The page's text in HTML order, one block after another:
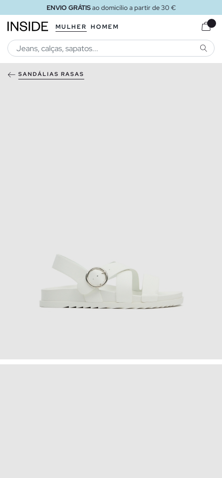
ENVIO GRÁTISao domicílio a partir de 30 €
MULHER HOMEM
SANDÁLIAS RASAS